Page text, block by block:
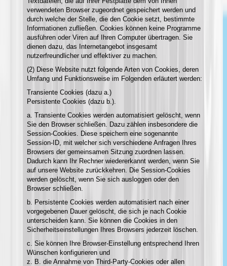
verwendeten Browser zugeordnet gespeichert werden und
durch welche der Stelle, die den Cookie setzt, bestimmte
Informationen zufließen. Cookies können keine Programme
ausführen oder Viren auf Ihren Computer übertragen. Sie
dienen dazu, das Internetangebot insgesamt
nutzerfreundlicher und effektiver zu machen.
(2) Diese Website nutzt folgende Arten von Cookies, deren
Umfang und Funktionsweise im Folgenden erläutert werden:
Transiente Cookies (dazu a.)
Persistente Cookies (dazu b.).
a. Transiente Cookies werden automatisiert gelöscht, wenn
Sie den Browser schließen. Dazu zählen insbesondere die
Session-Cookies. Diese speichern eine sogenannte
Session-ID, mit welcher sich verschiedene Anfragen Ihres
Browsers der gemeinsamen Sitzung zuordnen lassen.
Dadurch kann Ihr Rechner wiedererkannt werden, wenn Sie
auf unsere Website zurückkehren. Die Session-Cookies
werden gelöscht, wenn Sie sich ausloggen oder den
Browser schließen.
b. Persistente Cookies werden automatisiert nach einer
vorgegebenen Dauer gelöscht, die sich je nach Cookie
unterscheiden kann. Sie können die Cookies in den
Sicherheitseinstellungen Ihres Browsers jederzeit löschen.
c. Sie können Ihre Browser-Einstellung entsprechend Ihren
Wünschen konfigurieren und
z. B. die Annahme von Third-Party-Cookies oder allen